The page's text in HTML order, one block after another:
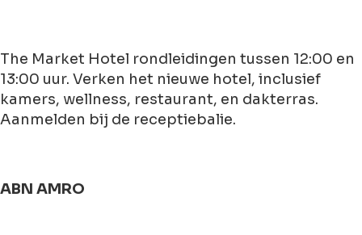
The Market Hotel rondleidingen tussen 12:00 en
13:00 uur. Verken het nieuwe hotel, inclusief
kamers, wellness, restaurant, en dakterras.
Aanmelden bij de receptiebalie.
ABN AMRO